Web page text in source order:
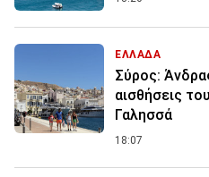
ΕΛΛΑΔΑ
Σύρος:
αισθήσεις
Γαλησσά
18:07